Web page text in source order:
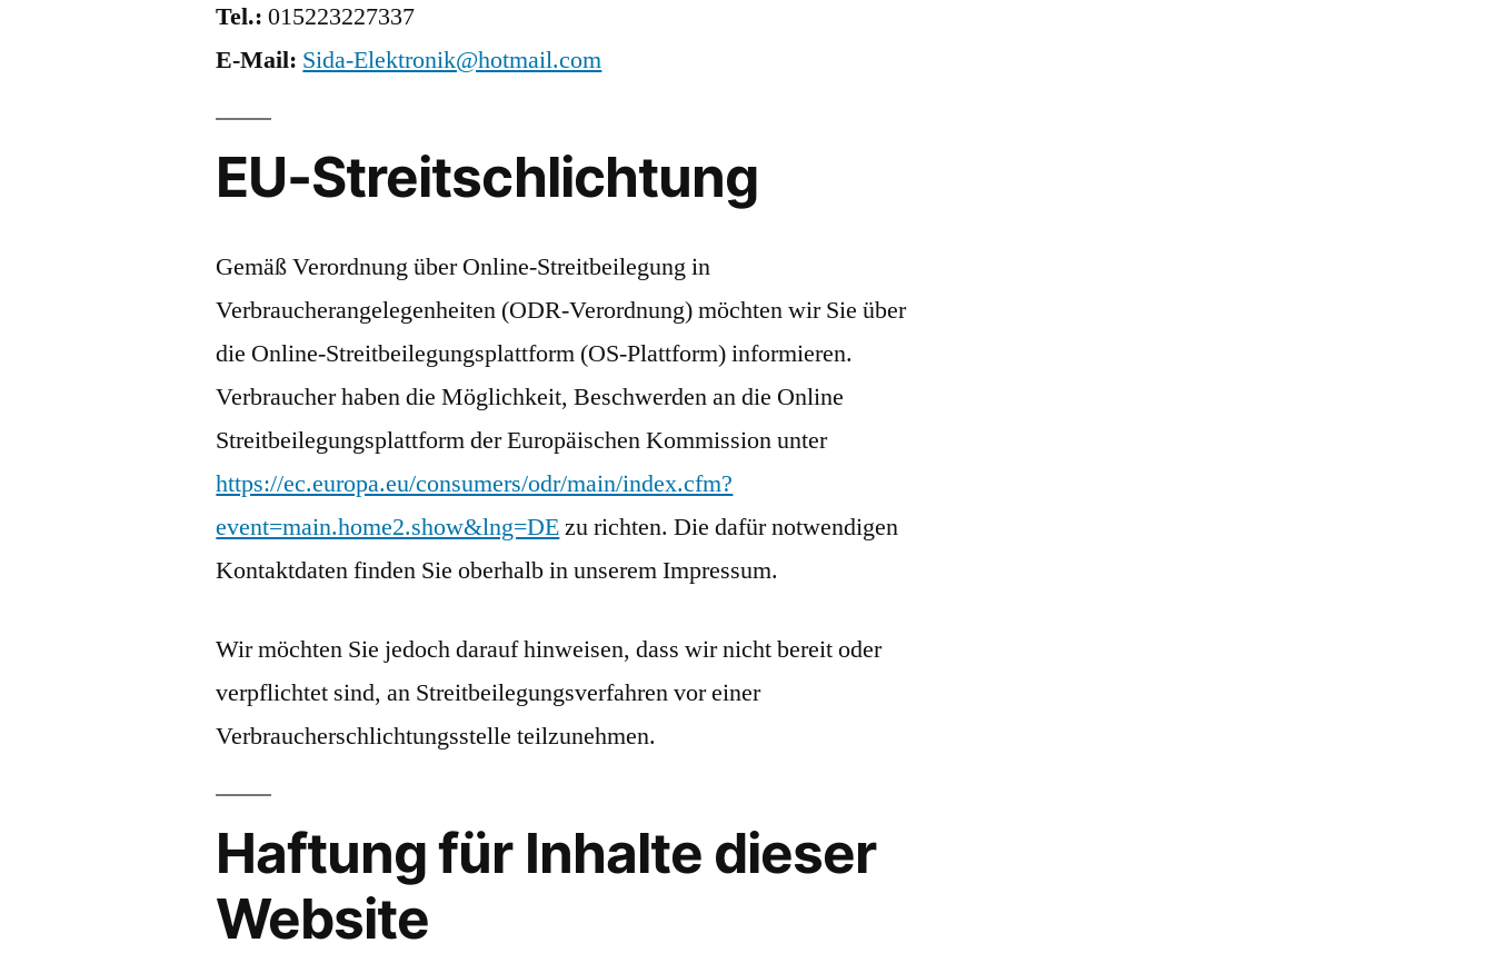
Tel.: 015223227337
E-Mail: Sida-Elektronik@hotmail.com
EU-Streitschlichtung
Gemäß Verordnung über Online-Streitbeilegung in
Verbraucherangelegenheiten (ODR-Verordnung) möchten wir Sie über
die Online-Streitbeilegungsplattform (OS-Plattform) informieren.
Verbraucher haben die Möglichkeit, Beschwerden an die Online
Streitbeilegungsplattform der Europäischen Kommission unter
https://ec.europa.eu/consumers/odr/main/index.cfm?
event=main.home2.show&lng=DEzu richten. Die dafür notwendigen
Kontaktdaten finden Sie oberhalb in unserem Impressum.
Wir möchten Sie jedoch darauf hinweisen, dass wir nicht bereit oder
verpflichtet sind, an Streitbeilegungsverfahren vor einer
Verbraucherschlichtungsstelle teilzunehmen.
Haftung für Inhalte dieser
Website